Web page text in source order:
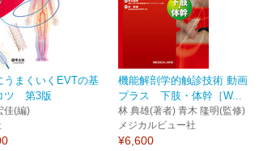
うまくいくEVTの基
ツ 第3版
佳(編)
機能解剖学的触診技術 動画
プラス 下肢・体幹［W...
林 典雄(著者) 青木 隆明(監修)
メジカルビュー社
¥6,600